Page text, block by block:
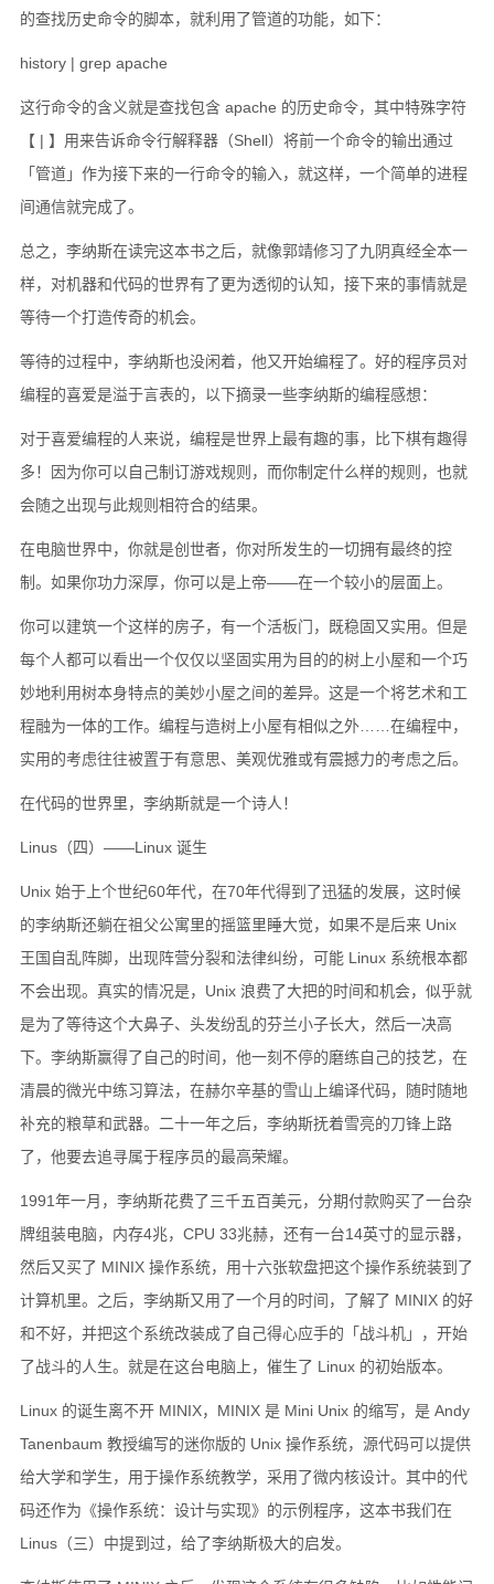
的查找历史命令的脚本，就利用了管道的功能，如下：
history | grep apache
这行命令的含义就是查找包含 apache 的历史命令，其中特殊字符
【 | 】用来告诉命令行解释器（Shell）将前一个命令的输出通过
「管道」作为接下来的一行命令的输入，就这样，一个简单的进程
间通信就完成了。
总之，李纳斯在读完这本书之后，就像郭靖修习了九阴真经全本一
样，对机器和代码的世界有了更为透彻的认知，接下来的事情就是
等待一个打造传奇的机会。
等待的过程中，李纳斯也没闲着，他又开始编程了。好的程序员对
编程的喜爱是溢于言表的，以下摘录一些李纳斯的编程感想：
对于喜爱编程的人来说，编程是世界上最有趣的事，比下棋有趣得
多！因为你可以自己制订游戏规则，而你制定什么样的规则，也就
会随之出现与此规则相符合的结果。
在电脑世界中，你就是创世者，你对所发生的一切拥有最终的控
制。如果你功力深厚，你可以是上帝――在一个较小的层面上。
你可以建筑一个这样的房子，有一个活板门，既稳固又实用。但是
每个人都可以看出一个仅仅以坚固实用为目的的树上小屋和一个巧
妙地利用树本身特点的美妙小屋之间的差异。这是一个将艺术和工
程融为一体的工作。编程与造树上小屋有相似之外……在编程中，
实用的考虑往往被置于有意思、美观优雅或有震撼力的考虑之后。
在代码的世界里，李纳斯就是一个诗人！
Linus（四）——Linux 诞生
Unix 始于上个世纪60年代，在70年代得到了迅猛的发展，这时候
的李纳斯还躺在祖父公寓里的摇篮里睡大觉，如果不是后来 Unix
王国自乱阵脚，出现阵营分裂和法律纠纷，可能 Linux 系统根本都
不会出现。真实的情况是，Unix 浪费了大把的时间和机会，似乎就
是为了等待这个大鼻子、头发纷乱的芬兰小子长大，然后一决高
下。李纳斯赢得了自己的时间，他一刻不停的磨练自己的技艺，在
清晨的微光中练习算法，在赫尔辛基的雪山上编译代码，随时随地
补充的粮草和武器。二十一年之后，李纳斯抚着雪亮的刀锋上路
了，他要去追寻属于程序员的最高荣耀。
1991年一月，李纳斯花费了三千五百美元，分期付款购买了一台杂
牌组装电脑，内存4兆，CPU 33兆赫，还有一台14英寸的显示器，
然后又买了 MINIX 操作系统，用十六张软盘把这个操作系统装到了
计算机里。之后，李纳斯又用了一个月的时间，了解了 MINIX 的好
和不好，并把这个系统改装成了自己得心应手的「战斗机」，开始
了战斗的人生。就是在这台电脑上，催生了 Linux 的初始版本。
Linux 的诞生离不开 MINIX，MINIX 是 Mini Unix 的缩写，是 Andy
Tanenbaum 教授编写的迷你版的 Unix 操作系统，源代码可以提供
给大学和学生，用于操作系统教学，采用了微内核设计。其中的代
码还作为《操作系统：设计与实现》的示例程序，这本书我们在
Linus（三）中提到过，给了李纳斯极大的启发。